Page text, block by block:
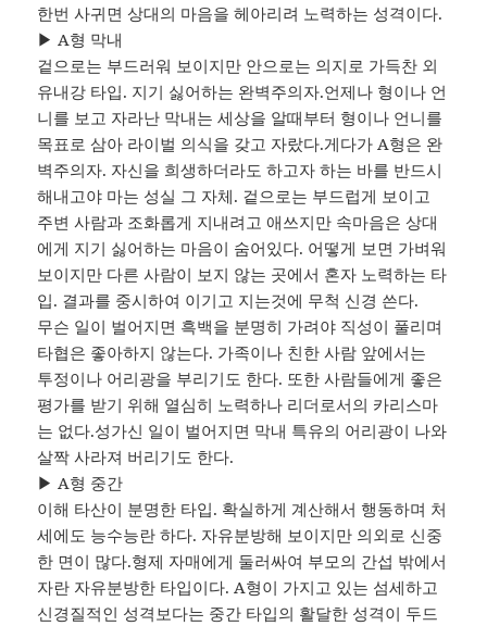
한번 사귀면 상대의 마음을 헤아리려 노력하는 성격이다.
▶ A형 막내
겉으로는 부드러워 보이지만 안으로는 의지로 가득찬 외
유내강 타입. 지기 싫어하는 완벽주의자.언제나 형이나 언
니를 보고 자라난 막내는 세상을 알때부터 형이나 언니를
목표로 삼아 라이벌 의식을 갖고 자랐다.게다가 A형은 완
벽주의자. 자신을 희생하더라도 하고자 하는 바를 반드시
해내고야 마는 성실 그 자체. 겉으로는 부드럽게 보이고
주변 사람과 조화롭게 지내려고 애쓰지만 속마음은 상대
에게 지기 싫어하는 마음이 숨어있다. 어떻게 보면 가벼워
보이지만 다른 사람이 보지 않는 곳에서 혼자 노력하는 타
입. 결과를 중시하여 이기고 지는것에 무척 신경 쓴다.
무슨 일이 벌어지면 흑백을 분명히 가려야 직성이 풀리며
타협은 좋아하지 않는다. 가족이나 친한 사람 앞에서는
투정이나 어리광을 부리기도 한다. 또한 사람들에게 좋은
평가를 받기 위해 열심히 노력하나 리더로서의 카리스마
는 없다.성가신 일이 벌어지면 막내 특유의 어리광이 나와
살짝 사라져 버리기도 한다.
▶ A형 중간
이해 타산이 분명한 타입. 확실하게 계산해서 행동하며 처
세에도 능수능란 하다. 자유분방해 보이지만 의외로 신중
한 면이 많다.형제 자매에게 둘러싸여 부모의 간섭 밖에서
자란 자유분방한 타입이다. A형이 가지고 있는 섬세하고
신경질적인 성격보다는 중간 타입의 활달한 성격이 두드